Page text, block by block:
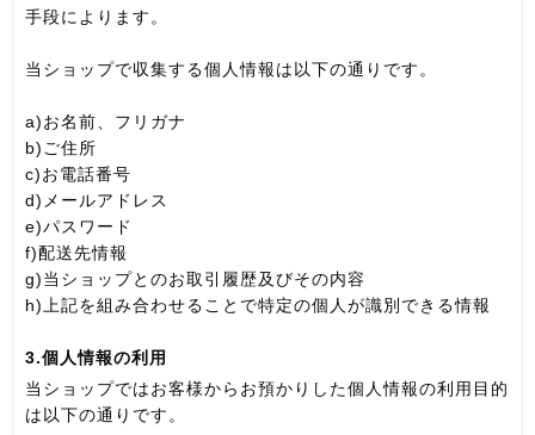
手段によります。
当ショップで収集する個人情報は以下の通りです。
a)お名前、フリガナ
b)ご住所
c)お電話番号
d)メールアドレス
e)パスワード
f)配送先情報
g)当ショップとのお取引履歴及びその内容
h)上記を組み合わせることで特定の個人が識別できる情報
3.個人情報の利用
当ショップではお客様からお預かりした個人情報の利用目的
は以下の通りです。